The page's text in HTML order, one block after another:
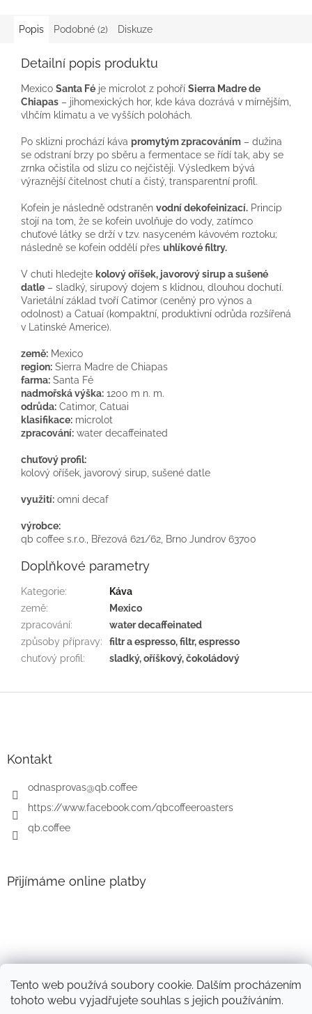
Tento web používá soubory cookie. Dalším procházením
tohoto webu vyjadřujete souhlas s jejich používáním.
Popis Podobné (2) Diskuze
Detailní popis produktu
Mexico Santa Fé je microlot z pohoří Sierra Madre de
Chiapas – jihomexických hor, kde káva dozrává v mírnějším,
vlhčím klimatu a ve vyšších polohách.
Po sklizni prochází káva promytým zpracováním – dužina
se odstraní brzy po sběru a fermentace se řídí tak, aby se
zrnka očistila od slizu co nejčistěji. Výsledkem bývá
výraznější čitelnost chutí a čistý, transparentní profil.
Kofein je následně odstraněn vodní dekofeinizací. Princip
stojí na tom, že se kofein uvolňuje do vody, zatímco
chuťové látky se drží v tzv. nasyceném kávovém roztoku;
následně se kofein oddělí přes uhlíkové filtry.
V chuti hledejte kolový oříšek, javorový sirup a sušené
datle – sladký, sirupový dojem s klidnou, dlouhou dochutí.
Varietální základ tvoří Catimor (ceněný pro výnos a
odolnost) a Catuaí (kompaktní, produktivní odrůda rozšířená
v Latinské Americe).
země: Mexico
region: Sierra Madre de Chiapas
farma: Santa Fé
nadmořská výška: 1200 m n. m.
odrůda: Catimor, Catuai
klasifikace: microlot
zpracování: water decaffeinated
chuťový profil:
kolový oříšek, javorový sirup, sušené datle
využití: omni decaf
výrobce:
qb coffee s.r.o., Březová 621/62, Brno Jundrov 63700
Doplňkové parametry
Kategorie:
Káva
země:
Mexico
zpracování:
water decaffeinated
způsoby přípravy:
filtr a espresso, filtr, espresso
chuťový profil: sladký, oříškový, čokoládový
Kontakt
odnasprovas@qb.coffee
https://www.facebook.com/qbcoffeeroasters
qb.coffee
Přijímáme online platby